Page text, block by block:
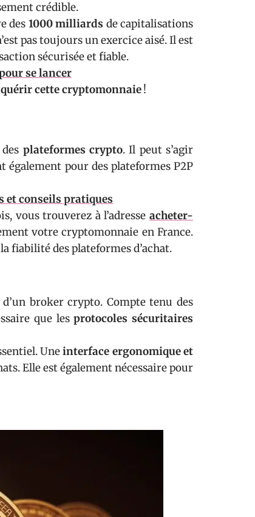
crédible.
des 1000 milliards de capitalisations
pas toujours un exercice aisé. Il est
sécurisée et fiable.
se lancer
cette cryptomonnaie!
plateformes crypto. Il peut s’agir
également pour des plateformes P2P
et conseils pratiques
vous trouverez à l’adresse acheter-
votre cryptomonnaie en France.
fiabilité des plateformes d’achat.
broker crypto. Compte tenu des
que lesprotocoles sécuritaires
Uneinterface ergonomique et
Elle est également nécessaire pour